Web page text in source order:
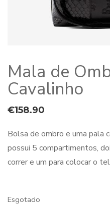
Mala de
Cavalinho
€158.90
Bolsa de ombro e uma pala
possui 5 compartimentos,
correr e um para colocar o
Esgotado